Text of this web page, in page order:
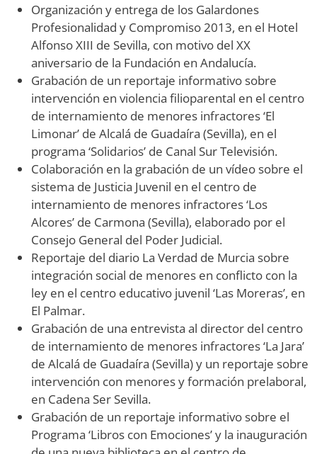
Organización y entrega de los Galardones
Profesionalidad y Compromiso 2013, en el Hotel
Alfonso XIII de Sevilla, con motivo del XX
aniversario de la Fundación en Andalucía.
Grabación de un reportaje informativo sobre
intervención en violencia filioparental en el centro
de internamiento de menores infractores ‘El
Limonar’ de Alcalá de Guadaíra (Sevilla), en el
programa ‘Solidarios’ de Canal Sur Televisión.
Colaboración en la grabación de un vídeo sobre el
sistema de Justicia Juvenil en el centro de
internamiento de menores infractores ‘Los
Alcores’ de Carmona (Sevilla), elaborado por el
Consejo General del Poder Judicial.
Reportaje del diario La Verdad de Murcia sobre
integración social de menores en conflicto con la
ley en el centro educativo juvenil ‘Las Moreras’, en
El Palmar.
Grabación de una entrevista al director del centro
de internamiento de menores infractores ‘La Jara’
de Alcalá de Guadaíra (Sevilla) y un reportaje sobre
intervención con menores y formación prelaboral,
en Cadena Ser Sevilla.
Grabación de un reportaje informativo sobre el
Programa ‘Libros con Emociones’ y la inauguración